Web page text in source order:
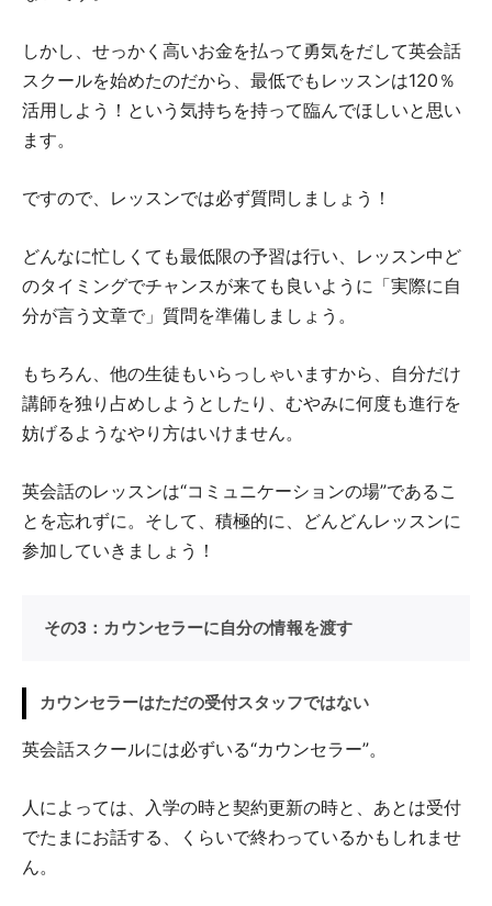
しかし、せっかく高いお金を払って勇気をだして英会話
スクールを始めたのだから、最低でもレッスンは120％
活用しよう！という気持ちを持って臨んでほしいと思い
ます。
ですので、レッスンでは必ず質問しましょう！
どんなに忙しくても最低限の予習は行い、レッスン中ど
のタイミングでチャンスが来ても良いように「実際に自
分が言う文章で」質問を準備しましょう。
もちろん、他の生徒もいらっしゃいますから、自分だけ
講師を独り占めしようとしたり、むやみに何度も進行を
妨げるようなやり方はいけません。
英会話のレッスンは“コミュニケーションの場”であるこ
とを忘れずに。そして、積極的に、どんどんレッスンに
参加していきましょう！
その3：カウンセラーに自分の情報を渡す
カウンセラーはただの受付スタッフではない
英会話スクールには必ずいる“カウンセラー”。
人によっては、入学の時と契約更新の時と、あとは受付
でたまにお話する、くらいで終わっているかもしれませ
ん。